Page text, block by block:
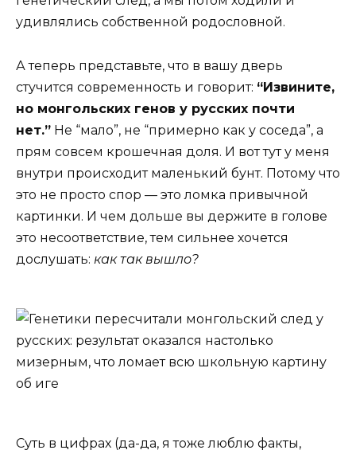
удивлялись собственной родословной.
А теперь представьте, что в вашу дверь
стучится современность и говорит: “Извините,
но монгольских генов у русских почти
нет.” Не “мало”, не “примерно как у соседа”, а
прям совсем крошечная доля. И вот тут у меня
внутри происходит маленький бунт. Потому что
это не просто спор — это ломка привычной
картинки. И чем дольше вы держите в голове
это несоответствие, тем сильнее хочется
дослушать: как так вышло?
Суть в цифрах (да-да, я тоже люблю факты,